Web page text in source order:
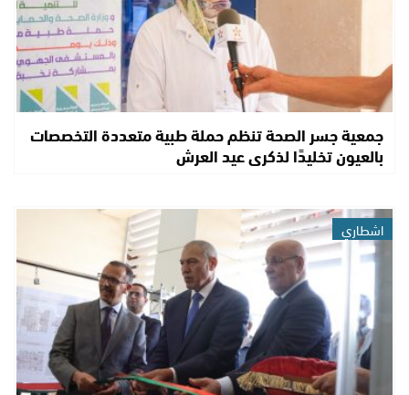
جمعية جسر الصحة تنظم حملة طبية متعددة التخصصات
بالعيون تخليدًا لذكرى عيد العرش
اشطاري